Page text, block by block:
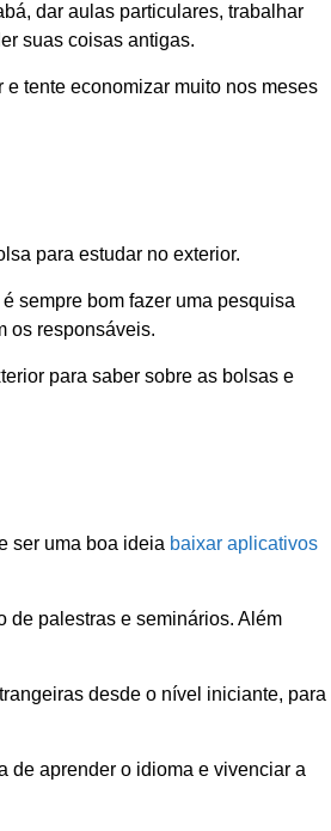
dar aulas particulares, trabalhar
suas coisas antigas.
tente economizar muito nos meses
para estudar no exterior.
sempre bom fazer uma pesquisa
os responsáveis.
para saber sobre as bolsas e
ser uma boa ideia baixar aplicativos
de palestras e seminários. Além
desde o nível iniciante, para
de aprender o idioma e vivenciar a